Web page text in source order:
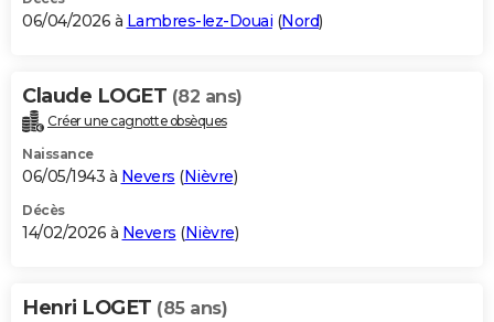
06/04/2026 à Lambres-lez-Douai (Nord)
Claude LOGET (82 ans)
Créer une cagnotte obsèques
Naissance
06/05/1943 à Nevers (Nièvre)
Décès
14/02/2026 à Nevers (Nièvre)
Henri LOGET (85 ans)